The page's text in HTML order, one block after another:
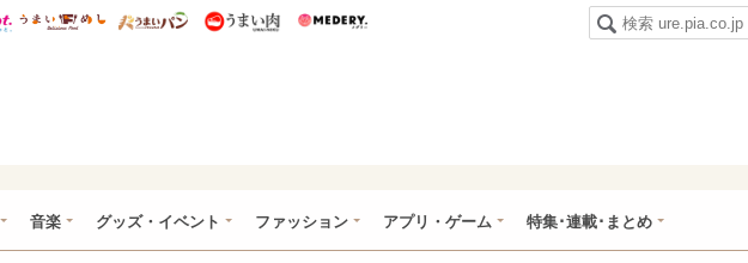
総研 ディズニー特集
mimot. うまいめし うまいパン うまい肉
音楽 グッズ・イベント ファッション アプリ・ゲーム 特集･連載･まとめ